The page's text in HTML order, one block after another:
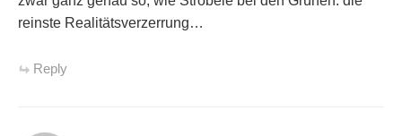
reinste Realitätsverzerrung…
Reply